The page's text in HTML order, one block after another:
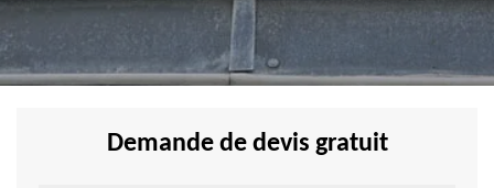
Demande de devis gratuit